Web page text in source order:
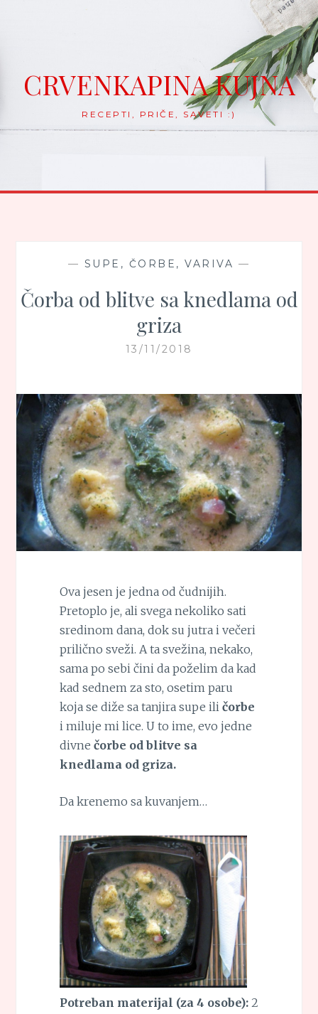
CRVENKAPINA KUJNA
RECEPTI, PRIČE, SAVETI :)
— SUPE, ČORBE, VARIVA —
Čorba od blitve sa knedlama od
griza
13/11/2018
Ova jesen je jedna od čudnijih.
Pretoplo je, ali svega nekoliko sati
sredinom dana, dok su jutra i večeri
prilično sveži. A ta svežina, nekako,
sama po sebi čini da poželim da kad
kad sednem za sto, osetim paru
koja se diže sa tanjira supe ili čorbe
i miluje mi lice. U to ime, evo jedne
divne čorbe od blitve sa
knedlama od griza.
Da krenemo sa kuvanjem…
Potreban materijal (za 4 osobe):2